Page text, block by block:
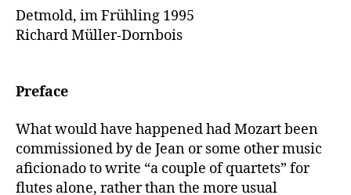
Detmold, im Frühling 1995
Richard Müller-Dornbois
Preface
What would have happened had Mozart been
commissioned by de Jean or some other music
aficionado to write “a couple of quartets” for
flutes alone, rather than the more usual